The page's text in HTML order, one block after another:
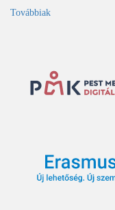
Továbbiak